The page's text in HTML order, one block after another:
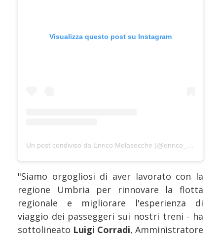
Visualizza questo post su Instagram
Un post condiviso da Enrico Melasecche (@enrico_melasecche)
"Siamo orgogliosi di aver lavorato con la
regione Umbria per rinnovare la flotta
regionale e migliorare l'esperienza di
viaggio dei passeggeri sui nostri treni - ha
sottolineato Luigi Corradi, Amministratore